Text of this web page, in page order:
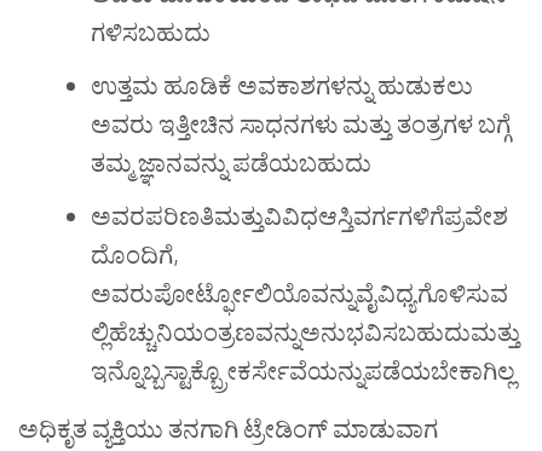
ಗಳಿಸಬಹುದು
ಉತ್ತಮ ಹೂಡಿಕೆ ಅವಕಾಶಗಳನ್ನು ಹುಡುಕಲು
ಅವರು ಇತ್ತೀಚಿನ ಸಾಧನಗಳು ಮತ್ತು ತಂತ್ರಗಳ ಬಗ್ಗೆ
ತಮ್ಮ ಜ್ಞಾನವನ್ನು ಪಡೆಯಬಹುದು
ಅವರಪರಿಣತಿಮತ್ತುವಿವಿಧಆಸ್ತಿವರ್ಗಗಳಿಗೆಪ್ರವೇಶ
ದೊಂದಿಗೆ,
ಅವರುಪೋರ್ಟ್ಫೋಲಿಯೊವನ್ನುವೈವಿಧ್ಯಗೊಳಿಸುವ
ಲ್ಲಿಹೆಚ್ಚುನಿಯಂತ್ರಣವನ್ನುಅನುಭವಿಸಬಹುದುಮತ್ತು
ಇನ್ನೊಬ್ಬಸ್ಟಾಕ್ಬ್ರೋಕರ್ಸೇವೆಯನ್ನುಪಡೆಯಬೇಕಾಗಿಲ್ಲ
ಅಧಿಕೃತ ವ್ಯಕ್ತಿಯು ತನಗಾಗಿ ಟ್ರೇಡಿಂಗ್ ಮಾಡುವಾಗ